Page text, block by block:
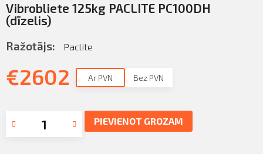
Vibrobliete 125kg PACLITE PC100DH
(dīzelis)
Ražotājs: Paclite
€2602 Ar PVN Bez PVN
PIEVIENOT GROZAM